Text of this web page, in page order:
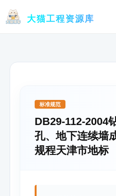
大猫工程资源库
标准规范
DB29-112-2004
孔、地下连续墙
规程天津市地标